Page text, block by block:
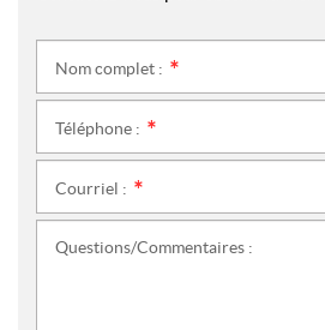
Nom complet :
Téléphone :
Courriel :
Questions/Commentaires :